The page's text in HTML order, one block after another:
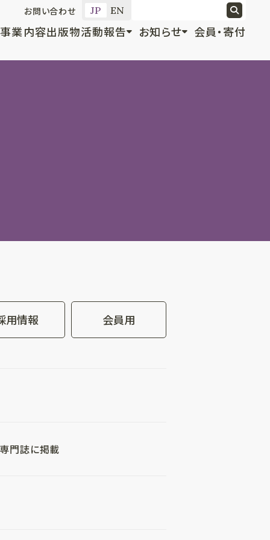
お問い合わせ JP EN
事業内容出版物活動報告 お知らせ 会員・寄付
用情報 会員用
門誌に掲載